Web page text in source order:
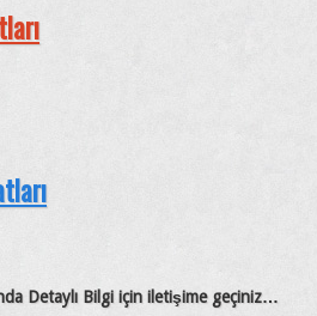
Detaylı Bilgi için iletişime geçiniz…